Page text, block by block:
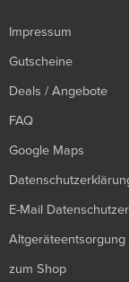
Impressum
Gutscheine
Deals / Angebote
FAQ
Google Maps
E-Mail
zum Shop